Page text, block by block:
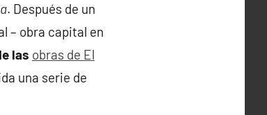
. Después de un
– obra capital en
las obras de El
una serie de